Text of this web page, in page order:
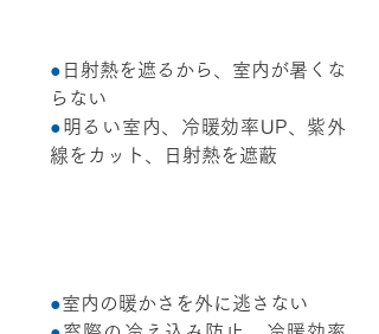
● 日射熱を遮るから、室内が暑くな
らない
● 明るい室内、冷暖効率UP、紫外
線をカット、日射熱を遮蔽
●室内の暖かさを外に逃さない